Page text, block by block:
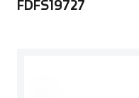
FDFS19727